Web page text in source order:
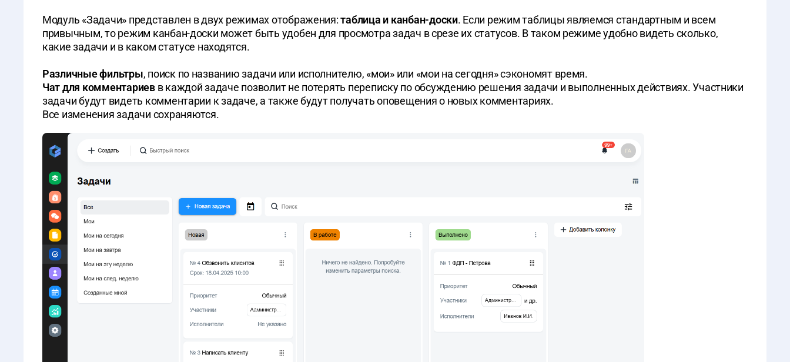
Модуль «Задачи» представлен в двух режимах отображения:таблица и канбан-доски. Если режим таблицы являемся стандартным и всем
привычным, то режим канбан-доски может быть удобен для просмотра задач в срезе их статусов. В таком режиме удобно видеть сколько,
какие задачи и в каком статусе находятся.
Различные фильтры, поиск по названию задачи или исполнителю, «мои» или «мои на сегодня» сэкономят время.
Чат для комментариевв каждой задаче позволит не потерять переписку по обсуждению решения задачи и выполненных действиях. Участники
задачи будут видеть комментарии к задаче, а также будут получать оповещения о новых комментариях.
Все изменения задачи сохраняются.